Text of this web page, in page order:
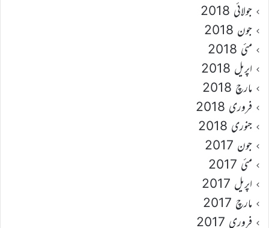
جولائی 2018
جون 2018
مئی 2018
اپریل 2018
مارچ 2018
فروری 2018
جنوری 2018
جون 2017
مئی 2017
اپریل 2017
مارچ 2017
فروری 2017